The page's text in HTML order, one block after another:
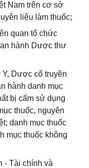
Nam trên cơ sở
liệu làm thuốc;
quan tổ chức
hành Dược thư
Dược cổ truyền
hành danh mục
bị cấm sử dụng
thuốc, nguyên
danh mục thuốc
mục thuốc không
- Tài chính và